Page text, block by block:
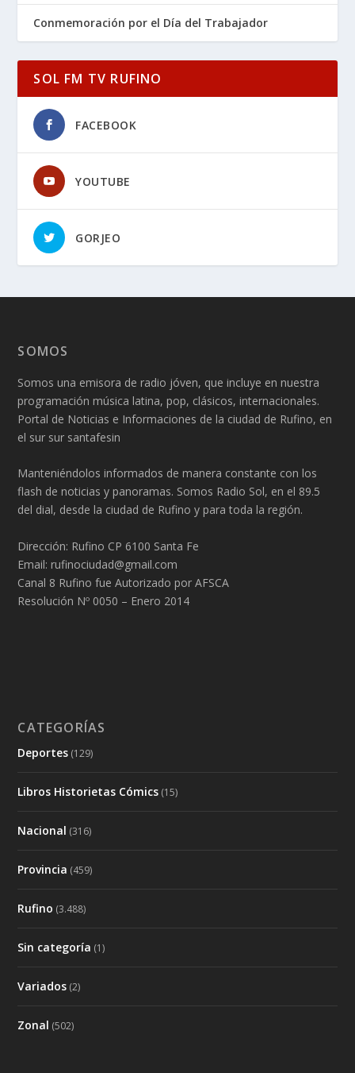
Conmemoración por el Día del Trabajador
SOL FM TV RUFINO
FACEBOOK
YOUTUBE
GORJEO
SOMOS
Somos una emisora de radio jóven, que incluye en nuestra
programación música latina, pop, clásicos, internacionales.
Portal de Noticias e Informaciones de la ciudad de Rufino, en
el sur sur santafesin
Manteniéndolos informados de manera constante con los
flash de noticias y panoramas. Somos Radio Sol, en el 89.5
del dial, desde la ciudad de Rufino y para toda la región.
Dirección: Rufino CP 6100 Santa Fe
Email: rufinociudad@gmail.com
Canal 8 Rufino fue Autorizado por AFSCA
Resolución Nº 0050 – Enero 2014
CATEGORÍAS
Deportes (129)
Libros Historietas Cómics (15)
Nacional (316)
Provincia (459)
Rufino (3.488)
Sin categoría (1)
Variados (2)
Zonal (502)